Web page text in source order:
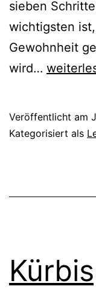
sieben
wichtigsten
Gewohnheit
wird… 7
Veröffentlicht am
Kategorisiert als